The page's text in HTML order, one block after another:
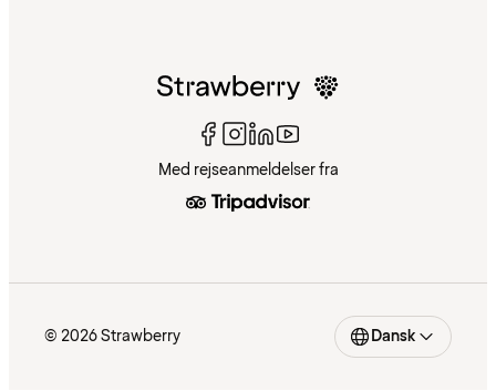
Med rejseanmeldelser fra
© 2026 Strawberry Dansk